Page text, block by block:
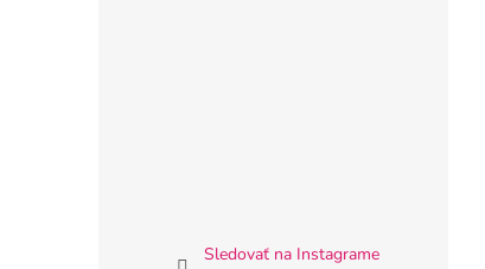
Sledovať na Instagrame